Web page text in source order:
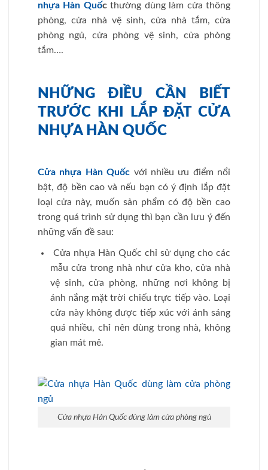
nhựa Hàn Quốcthường dùng làm cửa thông
phòng, cửa nhà vệ sinh, cửa nhà tắm, cửa
phòng ngủ, cửa phòng vệ sinh, cửa phòng
tắm….
NHỮNG ĐIỀU CẦN BIẾT
TRƯỚC KHI LẮP ĐẶT CỬA
NHỰA HÀN QUỐC
Cửa nhựa Hàn Quốc với nhiều ưu điểm nổi
bật, độ bền cao và nếu bạn có ý định lắp đặt
loại cửa này, muốn sản phẩm có độ bền cao
trong quá trình sử dụng thì bạn cần lưu ý đến
những vấn đề sau:
Cửa nhựa Hàn Quốc chỉ sử dụng cho các
mẫu cửa trong nhà như cửa kho, cửa nhà
vệ sinh, cửa phòng, những nơi không bị
ánh nắng mặt trời chiếu trực tiếp vào. Loại
cửa này không được tiếp xúc với ánh sáng
quá nhiều, chỉ nên dùng trong nhà, không
gian mát mẻ.
Cửa nhựa Hàn Quốc dùng làm cửa phòng ngủ